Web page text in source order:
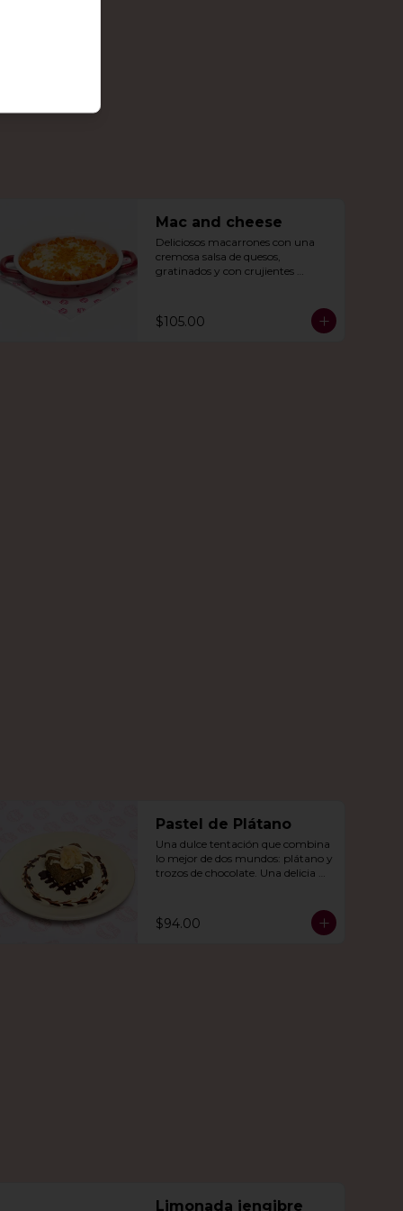
Mac and cheese
Deliciosos macarrones con una
cremosa salsa de quesos,
gratinados y con crujientes
$105.00
Pastel de Plátano
Una dulce tentación que combina
lo mejor de dos mundos: plátano y
trozos de chocolate. Una delicia
$94.00
Limonada jengibre